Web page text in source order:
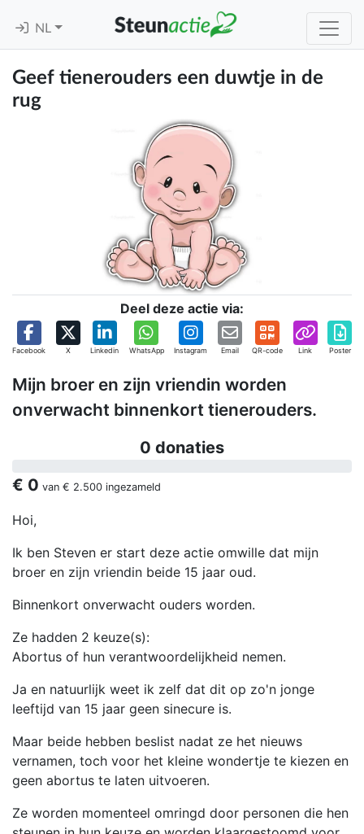
NL
Geef tienerouders een duwtje in de
rug
Deel deze actie via:
Facebook X Linkedin WhatsApp Instagram Email QR-code Link Poster
Mijn broer en zijn vriendin worden
onverwacht binnenkort tienerouders.
0 donaties
€ 0 van € 2.500 ingezameld
Hoi,
Ik ben Steven er start deze actie omwille dat mijn
broer en zijn vriendin beide 15 jaar oud.
Binnenkort onverwacht ouders worden.
Ze hadden 2 keuze(s):
Abortus of hun verantwoordelijkheid nemen.
Ja en natuurlijk weet ik zelf dat dit op zo'n jonge
leeftijd van 15 jaar geen sinecure is.
Maar beide hebben beslist nadat ze het nieuws
vernamen, toch voor het kleine wondertje te kiezen en
geen abortus te laten uitvoeren.
Ze worden momenteel omringd door personen die hen